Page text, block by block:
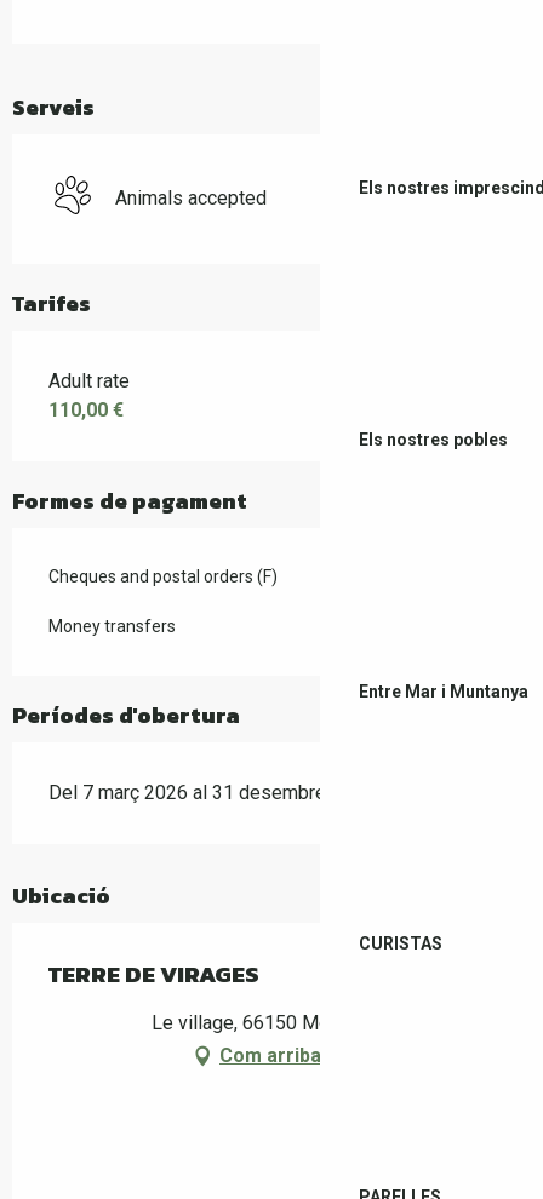
Els nostres
Els nostres pobles
Entre Mar i Muntanya
CURISTAS
Serveis
Animals accepted
Tarifes
Adult rate
110,00 €
Formes de pagament
Cheques and postal orders (F)
Money transfers
Períodes d'obertura
Del 7 març 2026 al 31 desembre 2026
Ubicació
TERRE DE VIRAGES
Le village, 66150 Montferrer
Com arribar-hi